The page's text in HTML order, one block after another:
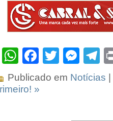
WhatsApp
Facebook
Twitter
Publicado em Notícias
»